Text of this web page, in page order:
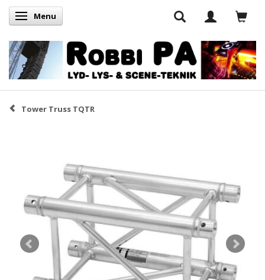
Skifte navigation
Menu
Tower Truss TQTR